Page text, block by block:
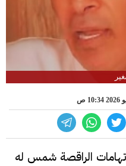
الراقصة شمس له